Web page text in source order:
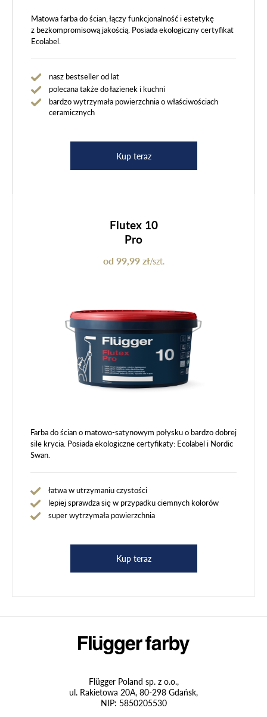
Matowa farba do ścian, łączy funkcjonalność i estetykę
z bezkompromisową jakością. Posiada ekologiczny certyfikat
Ecolabel.
nasz bestseller od lat
polecana także do łazienek i kuchni
bardzo wytrzymała powierzchnia o właściwościach
ceramicznych
Kup teraz
Flutex 10
Pro
od 99,99 zł/szt.
Farba do ścian o matowo-satynowym połysku o bardzo dobrej
sile krycia. Posiada ekologiczne certyfikaty: Ecolabel i Nordic
Swan.
łatwa w utrzymaniu czystości
lepiej sprawdza się w przypadku ciemnych kolorów
super wytrzymała powierzchnia
Kup teraz
Flügger Poland sp. z o.o.,
ul. Rakietowa 20A, 80-298 Gdańsk,
NIP: 5850205530